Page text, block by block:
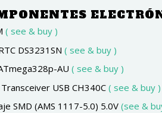
( see & buy )
DS3231SN ( see & buy )
AU ( see & buy )
USB CH340C ( see & buy )
SMD (AMS 1117-5.0) 5.0V (see &